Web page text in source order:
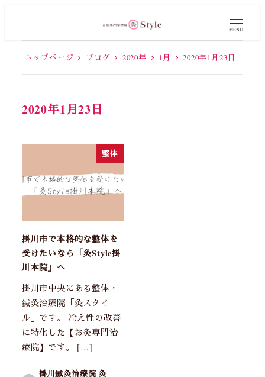
MENU
トップページ ブログ 2020年 1月 2020年1月23日
2020年1月23日
整体
掛川市で本格的な整体を
受けたいなら「灸Style掛
川本院」へ
掛川市中央にある整体・
鍼灸治療院「灸スタイ
ル」です。 冷え性の改善
に特化した【お灸専門治
療院】です。 […]
掛川鍼灸治療院 灸